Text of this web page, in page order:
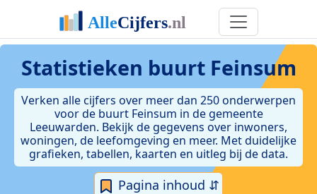
Statistieken buurt Feinsum
Verken alle cijfers over meer dan 250 onderwerpen
voor de buurt Feinsum in de gemeente
Leeuwarden. Bekijk de gegevens over inwoners,
woningen, de leefomgeving en meer. Met duidelijke
grafieken, tabellen, kaarten en uitleg bij de data.
Pagina inhoud ⇵